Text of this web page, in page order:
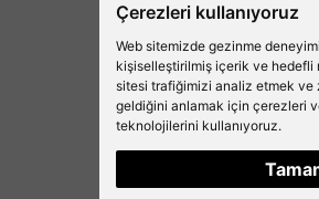
Çerezleri kullanıyoruz
Web sitemizde gezinme
kişiselleştirilmiş içerik ve hedefli
sitesi trafiğimizi analiz etmek
geldiğini anlamak için çerezleri
teknolojilerini kullanıyoruz.
Beşiktaş'ın Medyası